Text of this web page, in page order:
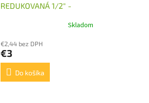
REDUKOVANÁ 1/2" -
Skladom
€2,44 bez DPH
€3
Do košíka